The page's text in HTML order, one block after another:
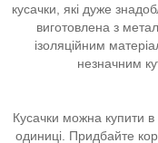
кусачки, які дуже
виготовлена ​​з
ізоляційним
незначним
Кусачки можна купити в
одиниці. Придбайте